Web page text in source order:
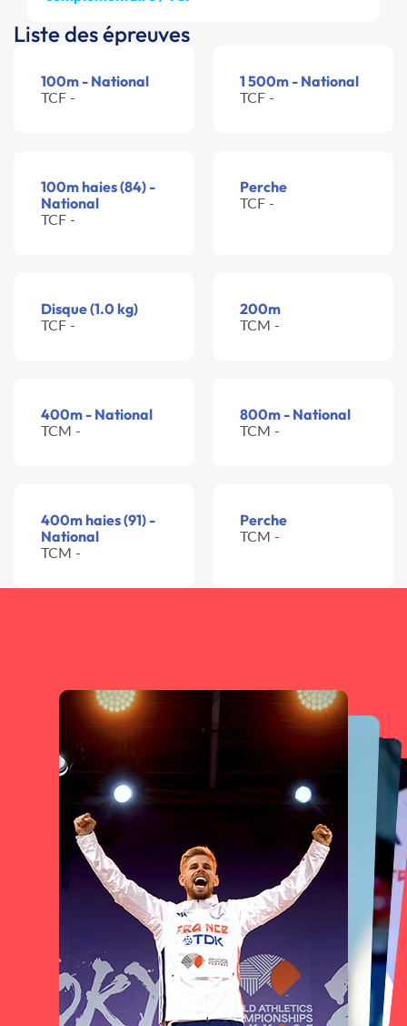
Liste des épreuves
100m - National
TCF -
1 500m - National
TCF -
100m haies (84) -
National
TCF -
Perche
TCF -
Disque (1.0 kg)
TCF -
200m
TCM -
400m - National
TCM -
800m - National
TCM -
400m haies (91) -
National
TCM -
Perche
TCM -